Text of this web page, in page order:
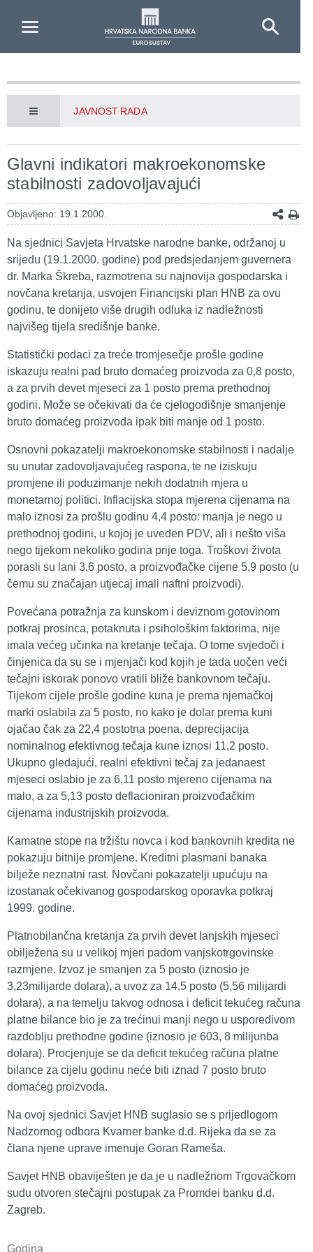
JAVNOST RADA
Glavni indikatori makroekonomske
stabilnosti zadovoljavajući
Objavljeno: 19.1.2000.
Na sjednici Savjeta Hrvatske narodne banke, održanoj u
srijedu (19.1.2000. godine) pod predsjedanjem guvernera
dr. Marka Škreba, razmotrena su najnovija gospodarska i
novčana kretanja, usvojen Financijski plan HNB za ovu
godinu, te donijeto više drugih odluka iz nadležnosti
najvišeg tijela središnje banke.
Statistički podaci za treće tromjesečje prošle godine
iskazuju realni pad bruto domaćeg proizvoda za 0,8 posto,
a za prvih devet mjeseci za 1 posto prema prethodnoj
godini. Može se očekivati da će cjelogodišnje smanjenje
bruto domaćeg proizvoda ipak biti manje od 1 posto.
Osnovni pokazatelji makroekonomske stabilnosti i nadalje
su unutar zadovoljavajućeg raspona, te ne iziskuju
promjene ili poduzimanje nekih dodatnih mjera u
monetarnoj politici. Inflacijska stopa mjerena cijenama na
malo iznosi za prošlu godinu 4,4 posto: manja je nego u
prethodnoj godini, u kojoj je uveden PDV, ali i nešto viša
nego tijekom nekoliko godina prije toga. Troškovi života
porasli su lani 3,6 posto, a proizvođačke cijene 5,9 posto (u
čemu su značajan utjecaj imali naftni proizvodi).
Povećana potražnja za kunskom i deviznom gotovinom
potkraj prosinca, potaknuta i psihološkim faktorima, nije
imala većeg učinka na kretanje tečaja. O tome svjedoči i
činjenica da su se i mjenjači kod kojih je tada uočen veći
tečajni iskorak ponovo vratili bliže bankovnom tečaju.
Tijekom cijele prošle godine kuna je prema njemačkoj
marki oslabila za 5 posto, no kako je dolar prema kuni
ojačao čak za 22,4 postotna poena, deprecijacija
nominalnog efektivnog tečaja kune iznosi 11,2 posto.
Ukupno gledajući, realni efektivni tečaj za jedanaest
mjeseci oslabio je za 6,11 posto mjereno cijenama na
malo, a za 5,13 posto deflacioniran proizvođačkim
cijenama industrijskih proizvoda.
Kamatne stope na tržištu novca i kod bankovnih kredita ne
pokazuju bitnije promjene. Kreditni plasmani banaka
bilježe neznatni rast. Novčani pokazatelji upućuju na
izostanak očekivanog gospodarskog oporavka potkraj
1999. godine.
Platnobilančna kretanja za prvih devet lanjskih mjeseci
obilježena su u velikoj mjeri padom vanjskotrgovinske
razmjene. Izvoz je smanjen za 5 posto (iznosio je
3,23milijarde dolara), a uvoz za 14,5 posto (5,56 milijardi
dolara), a na temelju takvog odnosa i deficit tekućeg računa
platne bilance bio je za trećinui manji nego u usporedivom
razdoblju prethodne godine (iznosio je 603, 8 milijunba
dolara). Procjenjuje se da deficit tekućeg računa platne
bilance za cijelu godinu neće biti iznad 7 posto bruto
domaćeg proizvoda.
Na ovoj sjednici Savjet HNB suglasio se s prijedlogom
Nadzornog odbora Kvarner banke d.d. Rijeka da se za
člana njene uprave imenuje Goran Rameša.
Savjet HNB obaviješten je da je u nadležnom Trgovačkom
sudu otvoren stečajni postupak za Promdei banku d.d.
Zagreb.
Godina